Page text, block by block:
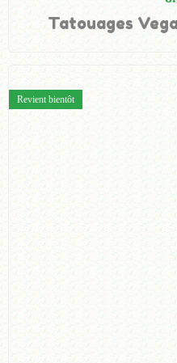
Tatouages
Revient bientôt